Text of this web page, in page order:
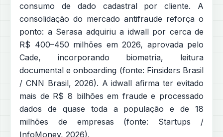
consumo de dado cadastral por cliente. A
consolidação do mercado antifraude reforça o
ponto: a Serasa adquiriu a idwall por cerca de
R$ 400–450 milhões em 2026, aprovada pelo
Cade, incorporando biometria, leitura
documental e onboarding (fonte: Finsiders Brasil
/ CNN Brasil, 2026). A idwall afirma ter evitado
mais de R$ 8 bilhões em fraude e processado
dados de quase toda a população e de 18
milhões de empresas (fonte: Startups /
InfoMoney, 2026).